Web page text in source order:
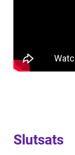
Slutsats